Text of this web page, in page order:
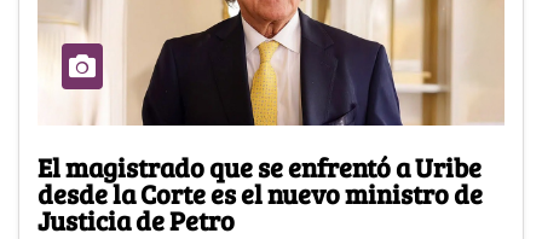
El magistrado que se enfrentó a Uribe
desde la Corte es el nuevo ministro de
Justicia de Petro